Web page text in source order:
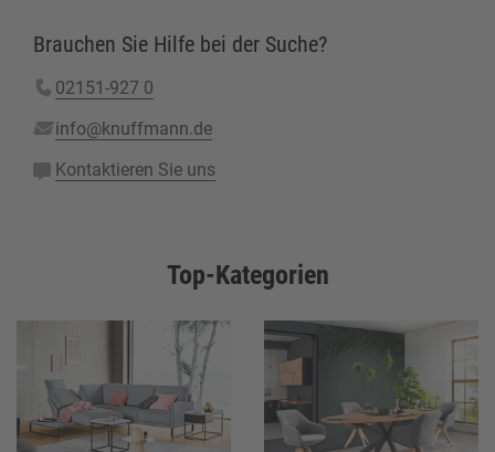
Brauchen Sie Hilfe bei der Suche?
02151-927 0
info@knuffmann.de
Kontaktieren Sie uns
Top-Kategorien